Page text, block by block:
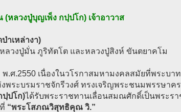
ลวงปู่บุญเพ็ง กปฺปโก) เจ้าอาวาส
าเหล่างา)
ลวงปู่มั่น ภูริทัตโต และหลวงปู่สิงห์ ขันตยาคโม
.ศ.2550 เนื่องในวโรกาสมหามงคลสมัยที่พระบา
พระบรมราชจักรีวงศ์ ทรงเจริญพระชนมพรรษาค
ปฺปโก)ได้รับพระราชทานเลื่อนสมณศักดิ์เป็นพระ
“พระโสภณวิสุทธิคุณ วิ.”